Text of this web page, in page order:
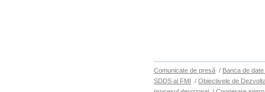
Comunicate de presă / Banca de
SDDS al FMI / Obiectivele de